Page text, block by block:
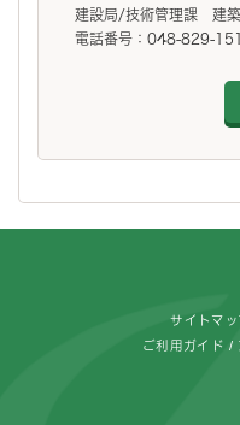
建設局/技術管理課 建
電話番号：048-829-
サイトマッ
ご利用ガイド